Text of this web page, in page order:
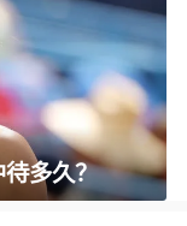
多久？